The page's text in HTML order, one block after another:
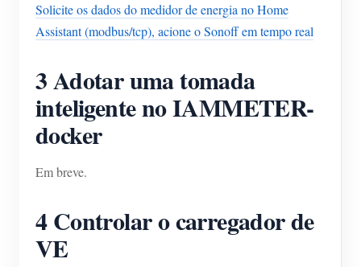
Solicite os dados do medidor de energia no Home
Assistant (modbus/tcp), acione o Sonoff em tempo real
3 Adotar uma tomada
inteligente no IAMMETER-
docker
Em breve.
4 Controlar o carregador de
VE